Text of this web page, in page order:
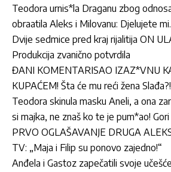
Teodora urnis*la Draganu zbog
obraatila Aleks i Milovanu: Djelujete
Dvije sedmice pred kraj rijalitija ON
Produkcija zvanično potvrdila
ĐANI KOMENTARISAO IZAZ*VNU
KUPAĆEM! Šta će mu reći žena
Teodora skinula masku Aneli, a ona
si majka, ne znaš ko te je pum*ao!
PRVO OGLAŠAVANJE DRUGA
TV: „Maja i Filip su ponovo zajedno!“
Anđela i Gastoz zapečatili svoje